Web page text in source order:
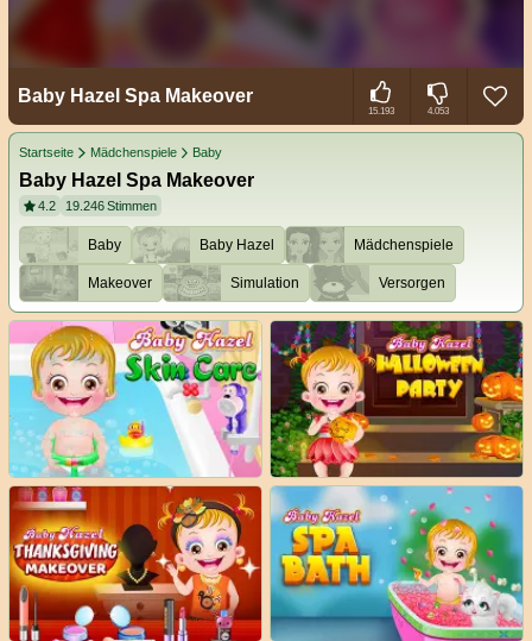
Baby Hazel Spa Makeover
15.193 4.053
Startseite Mädchenspiele Baby
Baby Hazel Spa Makeover
4.2 19.246Stimmen
Baby Baby Hazel Mädchenspiele
Makeover Simulation Versorgen